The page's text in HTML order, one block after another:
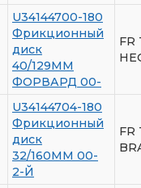
U34144700-180
Фрикционный
диск
40/129ММ
ФОРВАРД 00-
FR
U34144704-180
Фрикционный
диск
32/160ММ 00-
2-Й
FR